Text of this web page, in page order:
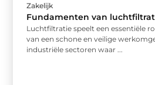
Zakelijk
Fundamenten van
Luchtfiltratie speelt een essentiële
van een schone en veilige
industriële sectoren waar ...